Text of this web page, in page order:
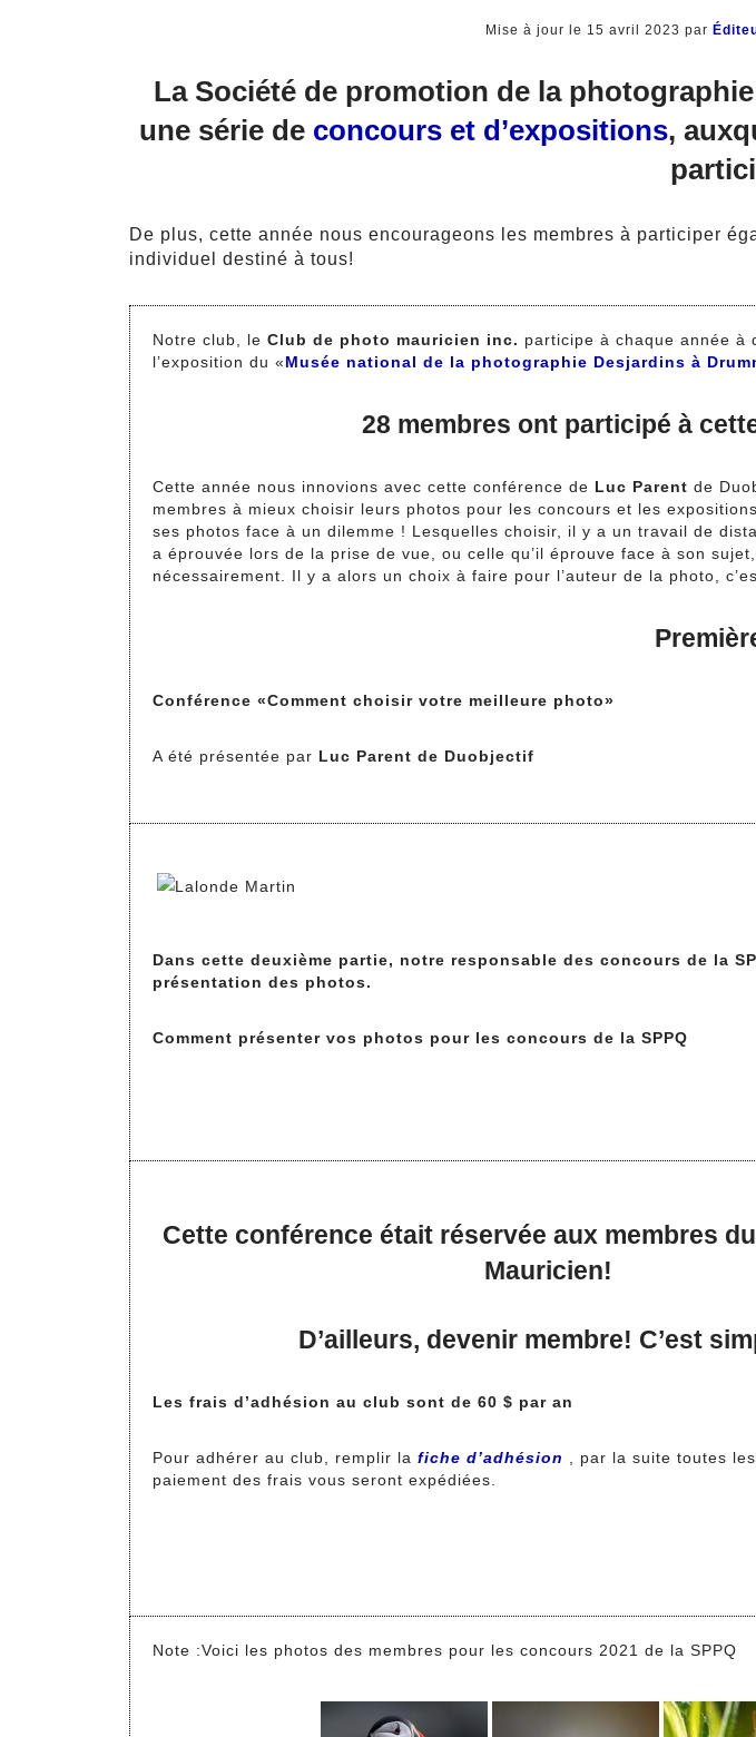
Mise à jour le 15 avril 2023 par
La Société de promotion de la
une série de concours et d’expositions,
De plus, cette année nous encourageons les membres à participer
individuel destiné à tous!
Notre club, le Club de photo mauricien inc. participe à chaque année à
l’exposition du «Musée national de la photographie Desjardins à
28 membres ont participé à
Cette année nous innovions avec cette conférence de Luc Parent de
membres à mieux choisir leurs photos pour les concours et les
ses photos face à un dilemme ! Lesquelles choisir, il y a un travail de
a éprouvée lors de la prise de vue, ou celle qu’il éprouve face à son
nécessairement. Il y a alors un choix à faire pour l’auteur de la photo,
Conférence «Comment choisir votre meilleure photo»
A été présentée par Luc Parent de Duobjectif
Dans cette deuxième partie, notre responsable des concours de la
présentation des photos.
Comment présenter vos photos pour les concours de la SPPQ
Cette conférence était réservée aux membres du
Mauricien!
D’ailleurs, devenir membre! C’est
Les frais d’adhésion au club sont de 60 $ par an
Pour adhérer au club, remplir la fiche d’adhésion
, par la suite toutes
paiement des frais vous seront expédiées.
Note :Voici les photos des membres pour les concours 2021 de la SPPQ